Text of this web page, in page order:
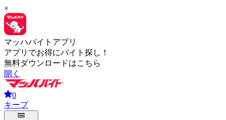
×
マッハバイトアプリ
アプリでお得にバイト探し！
無料ダウンロードはこちら
開く
0
キープ